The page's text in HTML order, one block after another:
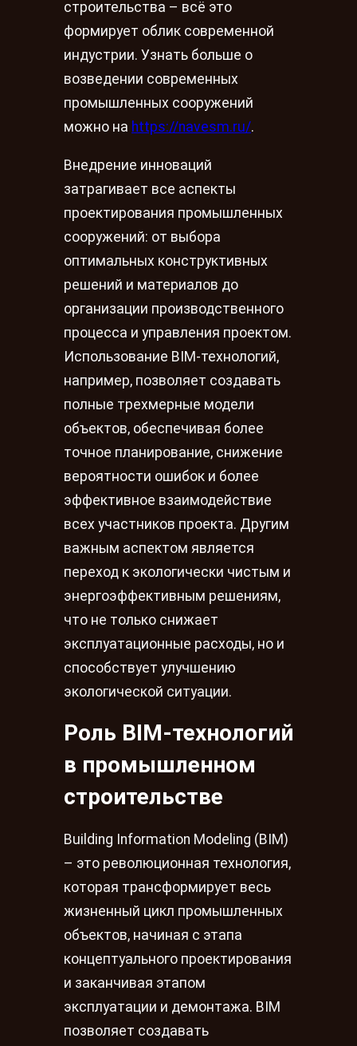
строительства – всё это
формирует облик современной
индустрии. Узнать больше о
возведении современных
промышленных сооружений
можно на https://navesm.ru/.
Внедрение инноваций
затрагивает все аспекты
проектирования промышленных
сооружений: от выбора
оптимальных конструктивных
решений и материалов до
организации производственного
процесса и управления проектом.
Использование BIM-технологий,
например, позволяет создавать
полные трехмерные модели
объектов, обеспечивая более
точное планирование, снижение
вероятности ошибок и более
эффективное взаимодействие
всех участников проекта. Другим
важным аспектом является
переход к экологически чистым и
энергоэффективным решениям,
что не только снижает
эксплуатационные расходы, но и
способствует улучшению
экологической ситуации.
Роль BIM-технологий
в промышленном
строительстве
Building Information Modeling (BIM)
– это революционная технология,
которая трансформирует весь
жизненный цикл промышленных
объектов, начиная с этапа
концептуального проектирования
и заканчивая этапом
эксплуатации и демонтажа. BIM
позволяет создавать